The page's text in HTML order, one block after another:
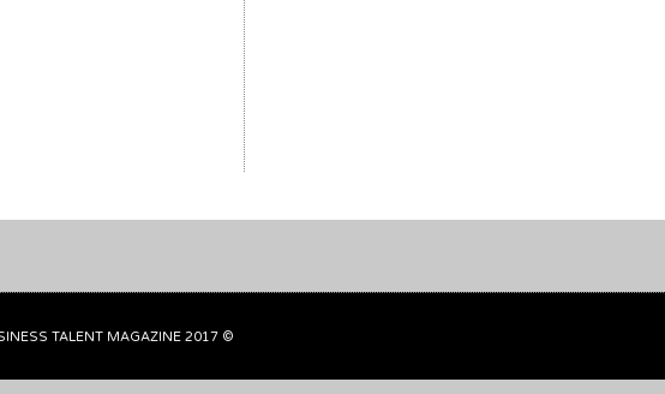
© 2017 BUSINESS TALENT MAGAZINE.